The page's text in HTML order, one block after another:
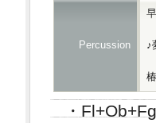
Percussion
・